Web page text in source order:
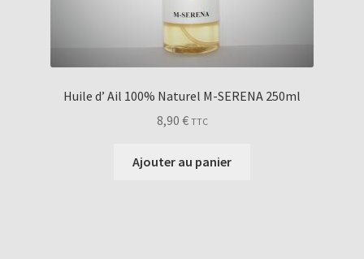
Huile d’ Ail 100% Naturel M-SERENA 250ml
8,90 € TTC
Ajouter au panier